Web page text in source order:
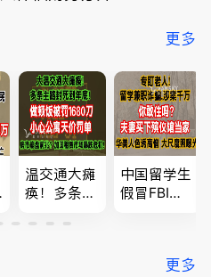
更多
温交通大瘫
痪！多条主
底；做顿饭
中国留学生
假冒FBI上
夫妻住进殡
更多